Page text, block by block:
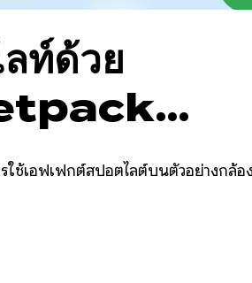
ท์ด้วย
ใช้เอฟเฟกต์สปอตไลต์บนตัวอย่างกล้อ